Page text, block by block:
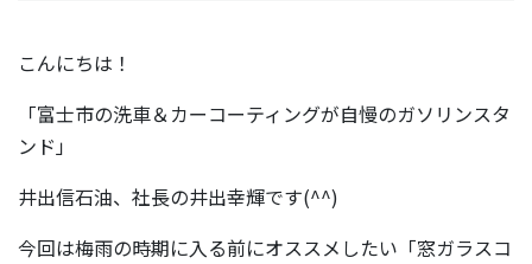
こんにちは！
「富士市の洗車＆カーコーティングが自慢のガソリンスタ
ンド」
井出信石油、社長の井出幸輝です(^^)
今回は梅雨の時期に入る前にオススメしたい「窓ガラスコ